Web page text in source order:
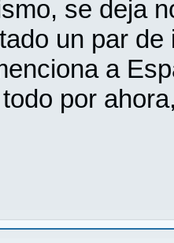
se deja
un par
a
por